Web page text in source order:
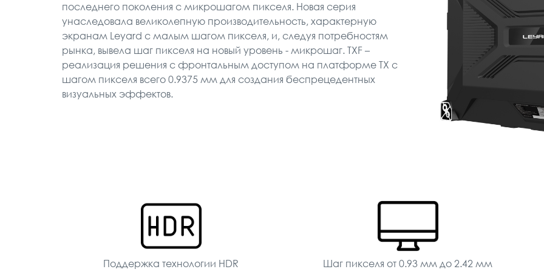
последнего поколения с микрошагом пикселя. Новая серия
унаследовала великолепную производительность, характерную
экранам Leyard c малым шагом пикселя, и, следуя потребностям
рынка, вывела шаг пикселя на новый уровень - микрошаг. TXF –
реализация решения с фронтальным доступом на платформе TX с
шагом пикселя всего 0.9375 мм для создания беспрецедентных
визуальных эффектов.
Поддержка технологии HDR Шаг пикселя от 0.93 мм до 2.42 мм